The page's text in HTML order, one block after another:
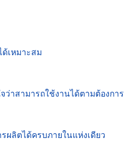
เหมาะสม
ว่าสามารถใช้งานได้ตามต้องการ
ผลิตได้ครบภายในแห่งเดียว